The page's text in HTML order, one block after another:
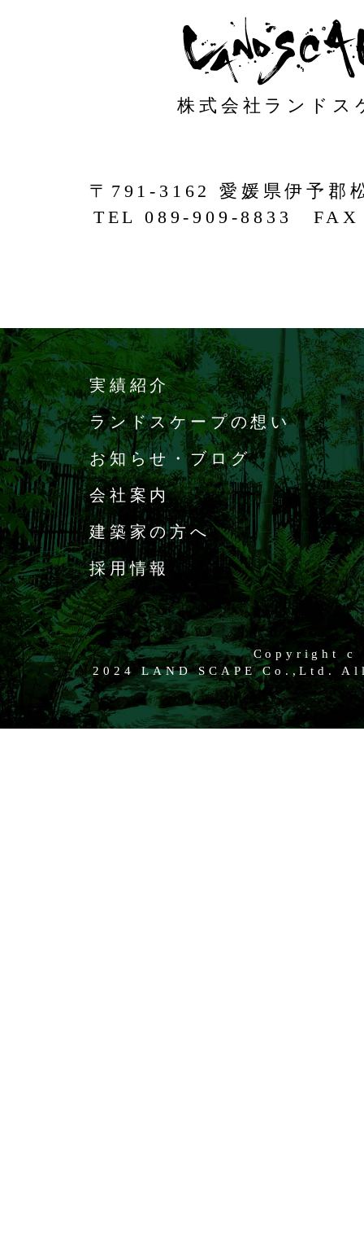
〒791-3162 愛媛県伊予郡
TEL 089-909-8833 FAX
株式会社ランドス
実績紹介
ランドスケープの想い
お知らせ・ブログ
会社案内
建築家の方へ
採用情報
Copyright c
2024 LAND SCAPE Co.,Ltd.